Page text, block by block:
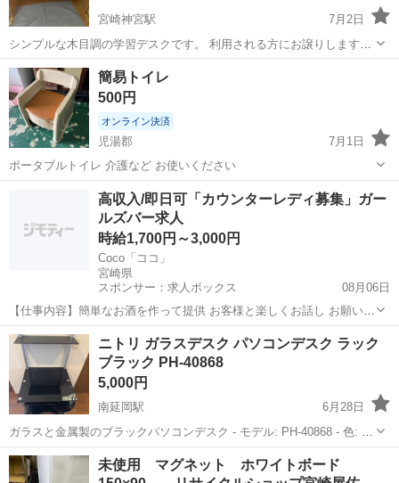
宮崎神宮駅
7月2日
シンプルな木目調の学習デスクです。 利用される方にお譲りします。
サイズは画像最後にありますので、参考にしてください。
宮崎 宮崎市 宮崎神宮駅
簡易トイレ
500円
オンライン決済
児湯郡
7月1日
ポータブルトイレ 介護など お使いください
児湯郡 オフィス用家具 トイレ
高収入/即日可「カウンターレディ募集」ガー
ルズバー求人
時給1,700円～3,000円
Coco「ココ」
宮崎県
スポンサー：求人ボックス
08月06日
【仕事内容】簡単なお酒を作って提供 お客様と楽しくお話し お願いす
るのはコレだけです お酒の作り方など、お仕事については丁寧にご説
明します! いきなり「これお願いね」なんてことはないので、安心して
ください サポート力には自信がある...
アルバイト・パート
ニトリ ガラスデスク パソコンデスク ラック
ブラック PH-40868
5,000円
南延岡駅
6月28日
ガラスと金属製のブラックパソコンデスク - モデル: PH-40868 - 色: ブ
ラック - 素材: 強化ガラス、金属 サイズは実測で、幅62.5、奥行56.5、
高さ125cmほどです。 強化ガラス厚8mm。 ご覧い...
宮崎 延岡市 南延岡駅 オフィス用家具 デスク
未使用 マグネット ホワイトボード